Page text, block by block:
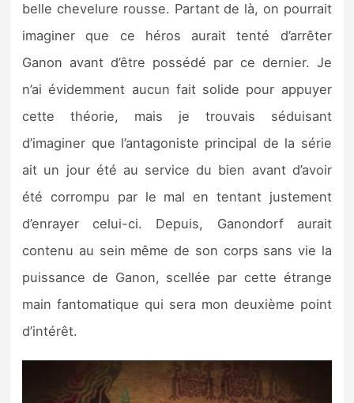
belle chevelure rousse. Partant de là, on pourrait
imaginer que ce héros aurait tenté d’arrêter
Ganon avant d’être possédé par ce dernier. Je
n’ai évidemment aucun fait solide pour appuyer
cette théorie, mais je trouvais séduisant
d’imaginer que l’antagoniste principal de la série
ait un jour été au service du bien avant d’avoir
été corrompu par le mal en tentant justement
d’enrayer celui-ci. Depuis, Ganondorf aurait
contenu au sein même de son corps sans vie la
puissance de Ganon, scellée par cette étrange
main fantomatique qui sera mon deuxième point
d’intérêt.